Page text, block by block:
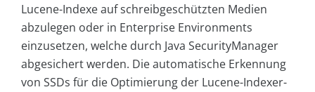
Lucene-Indexe auf schreibgeschützten Medien
abzulegen oder in Enterprise Environments
einzusetzen, welche durch Java SecurityManager
abgesichert werden. Die automatische Erkennung
von SSDs für die Optimierung der Lucene-Indexer-